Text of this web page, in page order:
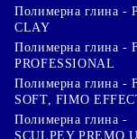
Полимерна глина -
CLAY
Полимерна глина -
PROFESSIONAL
Полимерна глина -
SOFT, FIMO
Полимерна глина -
SCULPEY PREMO